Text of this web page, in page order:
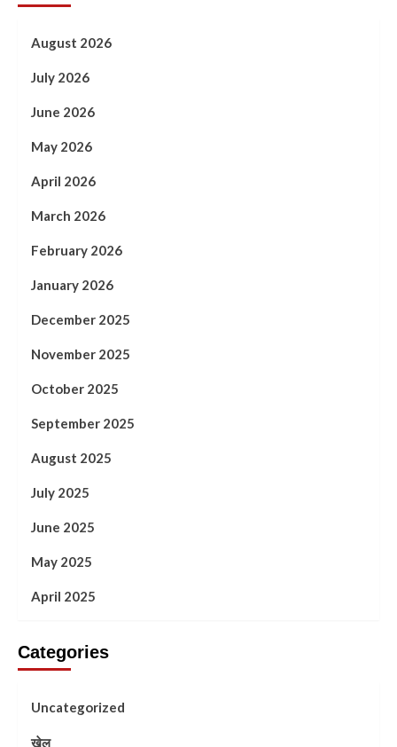
August 2026
July 2026
June 2026
May 2026
April 2026
March 2026
February 2026
January 2026
December 2025
November 2025
October 2025
September 2025
August 2025
July 2025
June 2025
May 2025
April 2025
Categories
Uncategorized
खेल